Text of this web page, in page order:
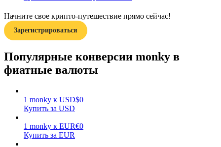
Заработок
Начните свое крипто-путешествие прямо сейчас!
Зарегистрироваться
Популярные конверсии monky в
фиатные валюты
1 monky к USD$0
Купить за USD
1 monky к EUR€0
Купить за EUR